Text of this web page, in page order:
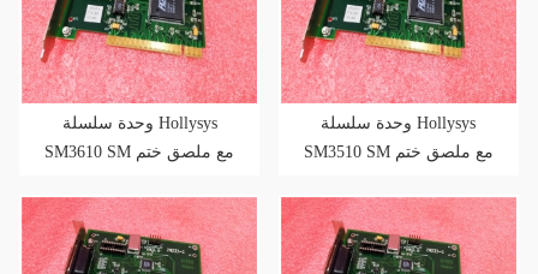
وحدة سلسلة Hollysys
SM3610 SM مع ملصق ختم
وحدة سلسلة Hollysys
SM3510 SM مع ملصق ختم